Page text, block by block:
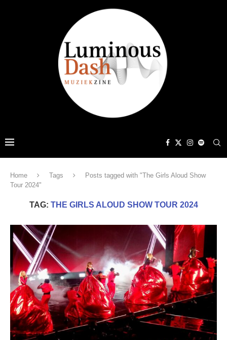
Home Tags
Posts tagged with "The Girls Aloud Show
Tour 2024"
TAG: THE GIRLS ALOUD SHOW TOUR 2024